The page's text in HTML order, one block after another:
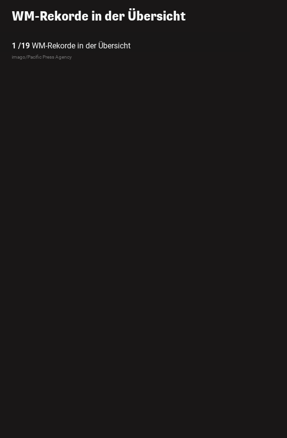
WM-Rekorde in der Übersicht
1 /19 WM-Rekorde in der Übersicht
imago/Pacific Press Agency